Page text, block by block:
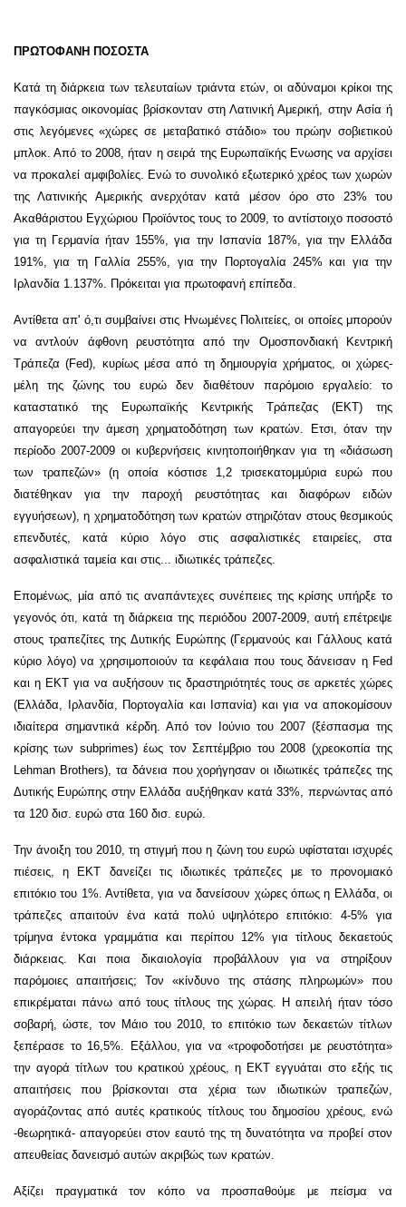
ΠΡΩΤΟΦΑΝΗ ΠΟΣΟΣΤΑ
Κατά τη διάρκεια των τελευταίων τριάντα ετών, οι αδύναμοι κρίκοι της
παγκόσμιας οικονομίας βρίσκονταν στη Λατινική Αμερική, στην Ασία ή
στις λεγόμενες «χώρες σε μεταβατικό στάδιο» του πρώην σοβιετικού
μπλοκ. Από το 2008, ήταν η σειρά της Ευρωπαϊκής Ενωσης να αρχίσει
να προκαλεί αμφιβολίες. Ενώ το συνολικό εξωτερικό χρέος των χωρών
της Λατινικής Αμερικής ανερχόταν κατά μέσον όρο στο 23% του
Ακαθάριστου Εγχώριου Προϊόντος τους το 2009, το αντίστοιχο ποσοστό
για τη Γερμανία ήταν 155%, για την Ισπανία 187%, για την Ελλάδα
191%, για τη Γαλλία 255%, για την Πορτογαλία 245% και για την
Ιρλανδία 1.137%. Πρόκειται για πρωτοφανή επίπεδα.
Αντίθετα απ' ό,τι συμβαίνει στις Ηνωμένες Πολιτείες, οι οποίες μπορούν
να αντλούν άφθονη ρευστότητα από την Ομοσπονδιακή Κεντρική
Τράπεζα (Fed), κυρίως μέσα από τη δημιουργία χρήματος, οι χώρες-
μέλη της ζώνης του ευρώ δεν διαθέτουν παρόμοιο εργαλείο: το
καταστατικό της Ευρωπαϊκής Κεντρικής Τράπεζας (ΕΚΤ) της
απαγορεύει την άμεση χρηματοδότηση των κρατών. Ετσι, όταν την
περίοδο 2007-2009 οι κυβερνήσεις κινητοποιήθηκαν για τη «διάσωση
των τραπεζών» (η οποία κόστισε 1,2 τρισεκατομμύρια ευρώ που
διατέθηκαν για την παροχή ρευστότητας και διαφόρων ειδών
εγγυήσεων), η χρηματοδότηση των κρατών στηριζόταν στους θεσμικούς
επενδυτές, κατά κύριο λόγο στις ασφαλιστικές εταιρείες, στα
ασφαλιστικά ταμεία και στις... ιδιωτικές τράπεζες.
Επομένως, μία από τις αναπάντεχες συνέπειες της κρίσης υπήρξε το
γεγονός ότι, κατά τη διάρκεια της περιόδου 2007-2009, αυτή επέτρεψε
στους τραπεζίτες της Δυτικής Ευρώπης (Γερμανούς και Γάλλους κατά
κύριο λόγο) να χρησιμοποιούν τα κεφάλαια που τους δάνεισαν η Fed
και η ΕΚΤ για να αυξήσουν τις δραστηριότητές τους σε αρκετές χώρες
(Ελλάδα, Ιρλανδία, Πορτογαλία και Ισπανία) και για να αποκομίσουν
ιδιαίτερα σημαντικά κέρδη. Από τον Ιούνιο του 2007 (ξέσπασμα της
κρίσης των subprimes) έως τον Σεπτέμβριο του 2008 (χρεοκοπία της
Lehman Brothers), τα δάνεια που χορήγησαν οι ιδιωτικές τράπεζες της
Δυτικής Ευρώπης στην Ελλάδα αυξήθηκαν κατά 33%, περνώντας από
τα 120 δισ. ευρώ στα 160 δισ. ευρώ.
Την άνοιξη του 2010, τη στιγμή που η ζώνη του ευρώ υφίσταται ισχυρές
πιέσεις, η ΕΚΤ δανείζει τις ιδιωτικές τράπεζες με το προνομιακό
επιτόκιο του 1%. Αντίθετα, για να δανείσουν χώρες όπως η Ελλάδα, οι
τράπεζες απαιτούν ένα κατά πολύ υψηλότερο επιτόκιο: 4-5% για
τρίμηνα έντοκα γραμμάτια και περίπου 12% για τίτλους δεκαετούς
διάρκειας. Και ποια δικαιολογία προβάλλουν για να στηρίξουν
παρόμοιες απαιτήσεις; Τον «κίνδυνο της στάσης πληρωμών» που
επικρέμαται πάνω από τους τίτλους της χώρας. Η απειλή ήταν τόσο
σοβαρή, ώστε, τον Μάιο του 2010, το επιτόκιο των δεκαετών τίτλων
ξεπέρασε το 16,5%. Εξάλλου, για να «τροφοδοτήσει με ρευστότητα»
την αγορά τίτλων του κρατικού χρέους, η ΕΚΤ εγγυάται στο εξής τις
απαιτήσεις που βρίσκονται στα χέρια των ιδιωτικών τραπεζών,
αγοράζοντας από αυτές κρατικούς τίτλους του δημοσίου χρέους, ενώ
-θεωρητικά- απαγορεύει στον εαυτό της τη δυνατότητα να προβεί στον
απευθείας δανεισμό αυτών ακριβώς των κρατών.
Αξίζει πραγματικά τον κόπο να προσπαθούμε με πείσμα να